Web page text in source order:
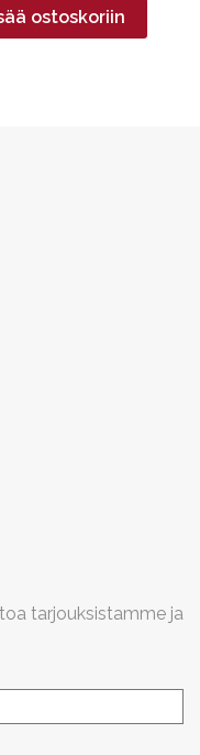
ostoskoriin
tarjouksistamme ja